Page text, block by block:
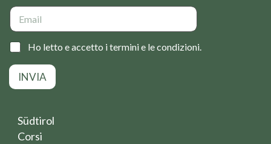
E
a
i
*
C
s
l
Ho letto e accetto i termini e le condizioni.
INVIA
Südtirol
Corsi